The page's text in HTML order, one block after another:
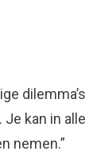
kan in
nemen.”